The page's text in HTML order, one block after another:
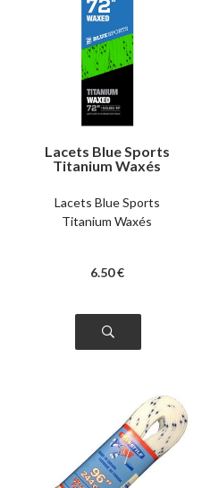
Lacets Blue Sports
Titanium Waxés
Lacets Blue Sports
Titanium Waxés
6.50 €